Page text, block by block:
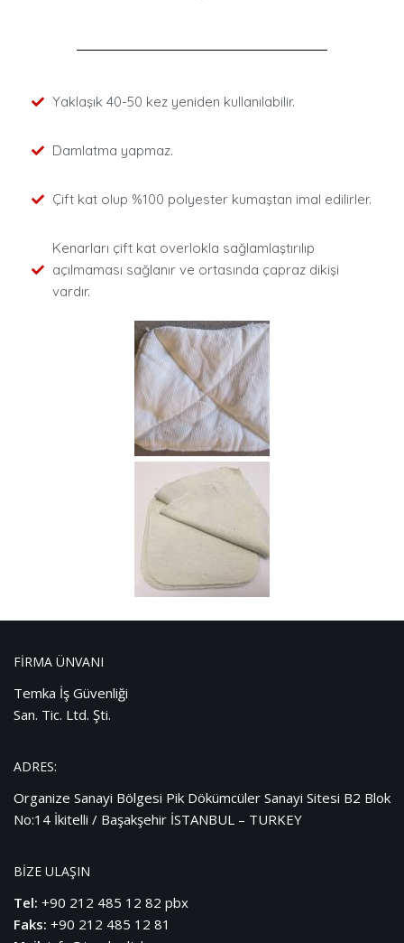
Yaklaşık 40-50 kez yeniden kullanılabilir.
Damlatma yapmaz.
Çift kat olup %100 polyester kumaştan imal edilirler.
Kenarları çift kat overlokla sağlamlaştırılıp
açılmaması sağlanır ve ortasında çapraz dikişi
vardır.
FİRMA ÜNVANI
Temka İş Güvenliği
San. Tic. Ltd. Şti.
ADRES:
Organize Sanayi Bölgesi Pik Dökümcüler Sanayi Sitesi B2 Blok
No:14 İkitelli / Başakşehir İSTANBUL – TURKEY
BİZE ULAŞIN
Tel: +90 212 485 12 82 pbx
Faks: +90 212 485 12 81